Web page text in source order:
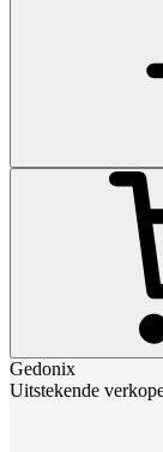
Gedonix
Uitstekende